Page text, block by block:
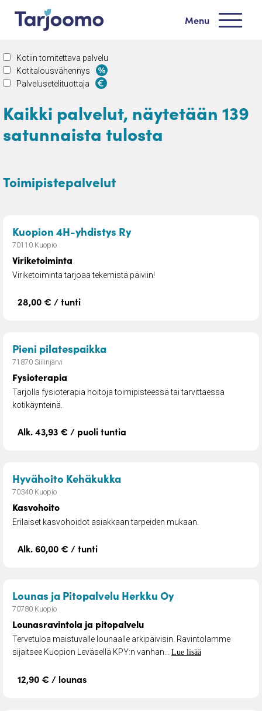
Siirry sisältöön
Menu
Kotiin tomitettava palvelu
Kotitalousvähennys
Palvelusetelituottaja
Kaikki palvelut, näytetään 139
satunnaista tulosta
Toimipistepalvelut
Kuopion 4H-yhdistys Ry– Viriketoiminta
70110 Kuopio
Viriketoiminta
Viriketoiminta tarjoaa tekemistä päiviin!
28,00 € / tunti
Pieni pilatespaikka– Fysioterapia
71870 Siilinjärvi
Fysioterapia
Tarjolla fysioterapia hoitoja toimipisteessä tai tarvittaessa
kotikäynteinä.
Alk. 43,93 € / puoli tuntia
Hyvähoito Kehäkukka– Kasvohoito
70340 Kuopio
Kasvohoito
Erilaiset kasvohoidot asiakkaan tarpeiden mukaan.
Alk. 60,00 € / tunti
Lounas ja Pitopalvelu Herkku Oy–
70780 Kuopio
Lounasravintola ja pitopalvelu
Tervetuloa maistuvalle lounaalle arkipäivisin. Ravintolamme
sijaitsee Kuopion Leväsellä KPY:n vanhan... Lue lisää
12,90 € / lounas